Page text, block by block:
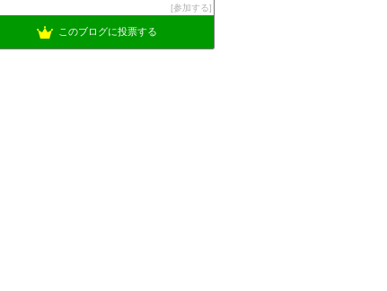
参加する
このブログに投票する